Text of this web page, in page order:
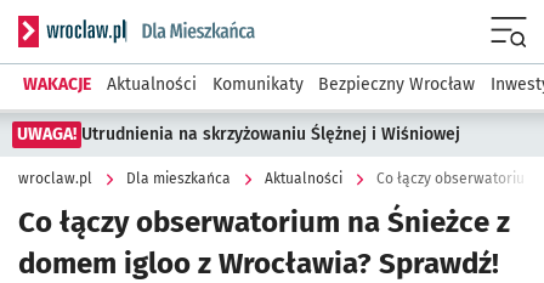
Serwis informacyjny wroclaw.pl podserwis: Dla mieszkańca
WAKACJE Aktualności Komunikaty Bezpieczny Wrocław
UWAGA! Utrudnienia na skrzyżowaniu Ślężnej i Wiśniowej
wroclaw.pl Dla mieszkańca Aktualności Co łączy obserwatorium
Co łączy obserwatorium na Śnieżce z
domem igloo z Wrocławia? Sprawdź!